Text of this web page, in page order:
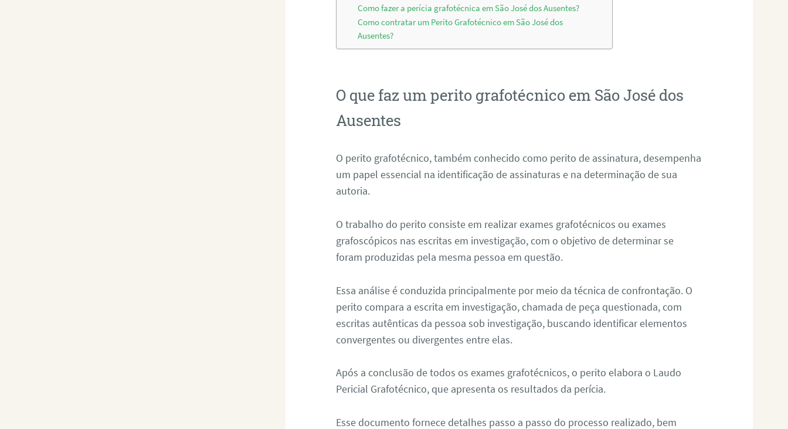
Como fazer a perícia grafotécnica em São José dos Ausentes?
Como contratar um Perito Grafotécnico em São José dos
Ausentes?
O que faz um perito grafotécnico em São José dos
Ausentes
O perito grafotécnico, também conhecido como perito de assinatura, desempenha
um papel essencial na identificação de assinaturas e na determinação de sua
autoria.
O trabalho do perito consiste em realizar exames grafotécnicos ou exames
grafoscópicos nas escritas em investigação, com o objetivo de determinar se
foram produzidas pela mesma pessoa em questão.
Essa análise é conduzida principalmente por meio da técnica de confrontação. O
perito compara a escrita em investigação, chamada de peça questionada, com
escritas autênticas da pessoa sob investigação, buscando identificar elementos
convergentes ou divergentes entre elas.
Após a conclusão de todos os exames grafotécnicos, o perito elabora o Laudo
Pericial Grafotécnico, que apresenta os resultados da perícia.
Esse documento fornece detalhes passo a passo do processo realizado, bem